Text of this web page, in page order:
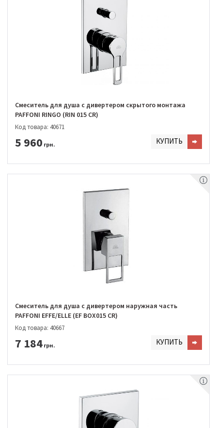
Смеситель для душа с дивертером скрытого монтажа
PAFFONI RINGO (RIN 015 CR)
Код товара: 40671
5 960 грн. КУПИТЬ
Смеситель для душа с дивертером наружная часть
PAFFONI EFFE/ELLE (EF BOX015 CR)
Код товара: 40667
7 184 грн. КУПИТЬ